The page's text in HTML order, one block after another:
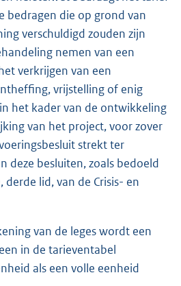
bedragen die op grond van
verschuldigd zouden zijn
nemen van een
verkrijgen van een
vrijstelling of enig
het kader van de ontwikkeling
van het project, voor zover
strekt ter
deze besluiten, zoals bedoeld
derde lid, van de Crisis- en
van de leges wordt een
in de tarieventabel
als een volle eenheid